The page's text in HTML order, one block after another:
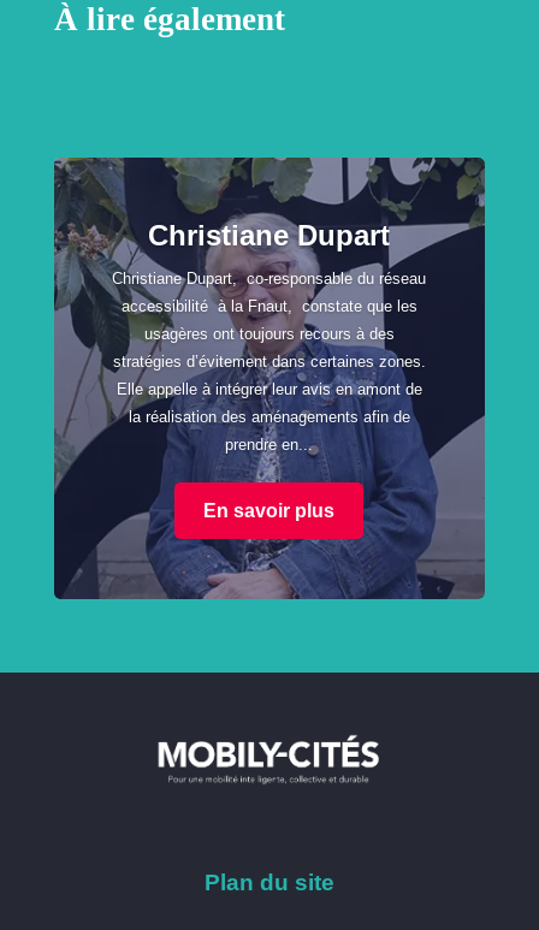
À lire également
Christiane Dupart
Christiane Dupart, co-responsable du réseau
accessibilité à la Fnaut, constate que les
usagères ont toujours recours à des
stratégies d’évitement dans certaines zones.
Elle appelle à intégrer leur avis en amont de
la réalisation des aménagements afin de
prendre en...
En savoir plus
Plan du site